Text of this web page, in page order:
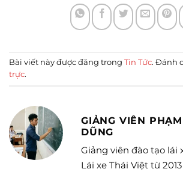
Bài viết này được đăng trong Tin Tức. Đánh
trực.
GIẢNG VIÊN
DŨNG
Giảng viên đào tạo lái
Lái xe Thái Việt từ